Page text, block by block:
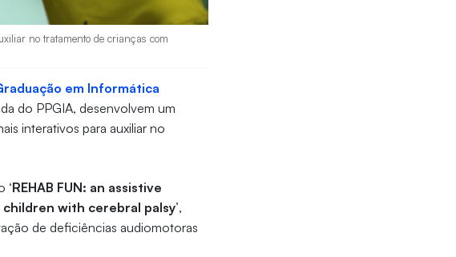
no tratamento de crianças com
em Informática
do PPGIA, desenvolvem um
interativos para auxiliar no
‘REHAB FUN: an assistive
with cerebral palsy’,
de deficiências audiomotoras